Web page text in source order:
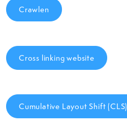
Crawlen
Cross linking website
Cumulative Layout Shift (CLS)